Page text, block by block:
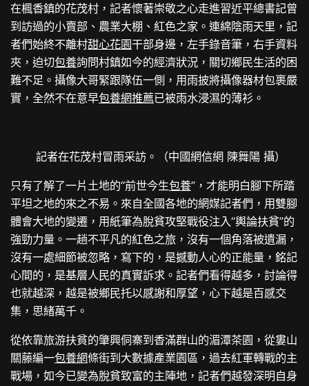
在楓香鎮的花茂村，記者懷著崇敬之心走進習近平總書記曾
到訪過的小賣部、農業大棚、紅色之家。連綿陰雨天里，記
者們始終不離村甜心花園干部身邊，左手錄音筆，右手資料
夾，迫切包養詢問村鎮如今的經濟狀況，關切鄉民生活的困
難不足。攝像大哥緊跟隊伍一側，用雨披將攝像器材包裹嚴
實，全然不在意早包養網推薦已被雨水浸濕的薄衫。
記者在花茂村冒雨采訪。（中國網信網 陳舞陽 攝）
只有了解了一片土地的“前世今生包養”，才能明白腳下所踏
平坦之地的來之不易。來自全國各地的網媒記者們，用雙腳
體會大地的變遷，用紙筆為脫貧攻堅戰役注入“輿論扶貧”的
強勁力量。一趟不平凡的紅色之旅，沒有一個角落被遺漏，
沒有一處細節被忽略，寫下的，是撼動人心的正能量，銘記
心間的，是基層人民的真實訴求。記者們看得越多，討論得
也就越深，越是被鄉民托以感謝和厚望，心下越是百感交
集，思緒萬千。
從依靠旅游扶貧的肇興侗寨到香滿群山的湄潭茶園，從婁山
關藤編一包養網條街到大數據產業園區，過去紅軍轉戰的主
戰場，如今已變為脫貧致富的主陣地，記者們越發深明自身